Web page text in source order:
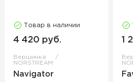
Товар в наличии
4 420 руб.
Вершинка
NORSTREAM
Navigator
1